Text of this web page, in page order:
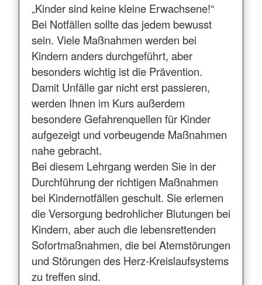
„Kinder sind keine kleine Erwachsene!“
Bei Notfällen sollte das jedem bewusst
sein. Viele Maßnahmen werden bei
Kindern anders durchgeführt, aber
besonders wichtig ist die Prävention.
Damit Unfälle gar nicht erst passieren,
werden Ihnen im Kurs außerdem
besondere Gefahrenquellen für Kinder
aufgezeigt und vorbeugende Maßnahmen
nahe gebracht.
Bei diesem Lehrgang werden Sie in der
Durchführung der richtigen Maßnahmen
bei Kindernotfällen geschult. Sie erlernen
die Versorgung bedrohlicher Blutungen bei
Kindern, aber auch die lebensrettenden
Sofortmaßnahmen, die bei Atemstörungen
und Störungen des Herz-Kreislaufsystems
zu treffen sind.